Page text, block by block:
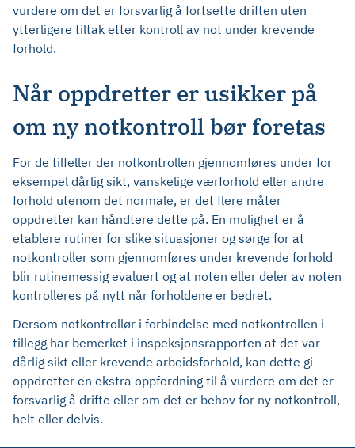
vurdere om det er forsvarlig å fortsette driften uten
ytterligere tiltak etter kontroll av not under krevende
forhold.
Når oppdretter er usikker på
om ny notkontroll bør foretas
For de tilfeller der notkontrollen gjennomføres under for
eksempel dårlig sikt, vanskelige værforhold eller andre
forhold utenom det normale, er det flere måter
oppdretter kan håndtere dette på. En mulighet er å
etablere rutiner for slike situasjoner og sørge for at
notkontroller som gjennomføres under krevende forhold
blir rutinemessig evaluert og at noten eller deler av noten
kontrolleres på nytt når forholdene er bedret.
Dersom notkontrollør i forbindelse med notkontrollen i
tillegg har bemerket i inspeksjonsrapporten at det var
dårlig sikt eller krevende arbeidsforhold, kan dette gi
oppdretter en ekstra oppfordning til å vurdere om det er
forsvarlig å drifte eller om det er behov for ny notkontroll,
helt eller delvis.